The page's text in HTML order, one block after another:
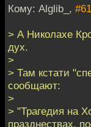
Кому: Alglib_, #61
> А Николахе
дух.
>
> Там кстати
сообщают:
>
> "Трагедия на
празднествах,